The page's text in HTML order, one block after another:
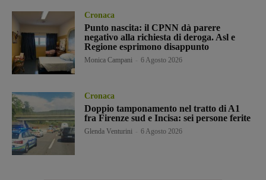
Cronaca
Punto nascita: il CPNN dà parere
negativo alla richiesta di deroga. Asl e
Regione esprimono disappunto
Monica Campani 6 Agosto 2026
Cronaca
Doppio tamponamento nel tratto di A1
fra Firenze sud e Incisa: sei persone ferite
Glenda Venturini 6 Agosto 2026